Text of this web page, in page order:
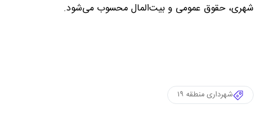
شهری، حقوق عمومی و بیت‌المال محسوب می‌شود.
شهرداری منطقه ۱۹